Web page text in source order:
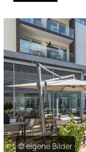
© eigene Bilder